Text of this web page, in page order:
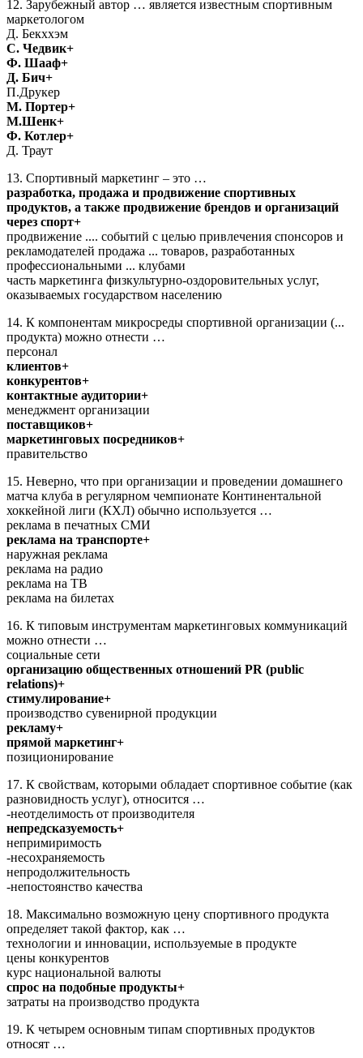
12. Зарубежный автор … является известным спортивным
маркетологом
Д. Бекххэм
С. Чедвик+
Ф. Шааф+
Д. Бич+
П.Друкер
М. Портер+
М.Шенк+
Ф. Котлер+
Д. Траут
13. Спортивный маркетинг – это …
разработка, продажа и продвижение спортивных
продуктов, а также продвижение брендов и организаций
через спорт+
продвижение .... событий с целью привлечения спонсоров и
рекламодателей продажа ... товаров, разработанных
профессиональными ... клубами
часть маркетинга физкультурно-оздоровительных услуг,
оказываемых государством населению
14. К компонентам микросреды спортивной организации (...
продукта) можно отнести …
персонал
клиентов+
конкурентов+
контактные аудитории+
менеджмент организации
поставщиков+
маркетинговых посредников+
правительство
15. Неверно, что при организации и проведении домашнего
матча клуба в регулярном чемпионате Континентальной
хоккейной лиги (КХЛ) обычно используется …
реклама в печатных СМИ
реклама на транспорте+
наружная реклама
реклама на радио
реклама на ТВ
реклама на билетах
16. К типовым инструментам маркетинговых коммуникаций
можно отнести …
социальные сети
организацию общественных отношений PR (public
relations)+
стимулирование+
производство сувенирной продукции
рекламу+
прямой маркетинг+
позиционирование
17. К свойствам, которыми обладает спортивное событие (как
разновидность услуг), относится …
-неотделимость от производителя
непредсказуемость+
непримиримость
-несохраняемость
непродолжительность
-непостоянство качества
18. Максимально возможную цену спортивного продукта
определяет такой фактор, как …
технологии и инновации, используемые в продукте
цены конкурентов
курс национальной валюты
спрос на подобные продукты+
затраты на производство продукта
19. К четырем основным типам спортивных продуктов
относят …